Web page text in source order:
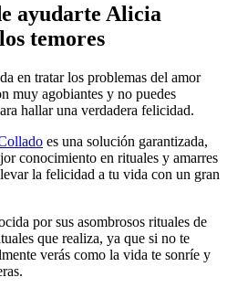
ayudarte Alicia
temores
en tratar los problemas del amor
muy agobiantes y no puedes
hallar una verdadera felicidad.
es una solución garantizada,
conocimiento en rituales y amarres
la felicidad a tu vida con un gran
por sus asombrosos rituales de
que realiza, ya que si no te
verás como la vida te sonríe y